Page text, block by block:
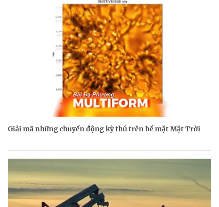
Giải mã những chuyển động kỳ thú trên bề mặt Mặt Trời